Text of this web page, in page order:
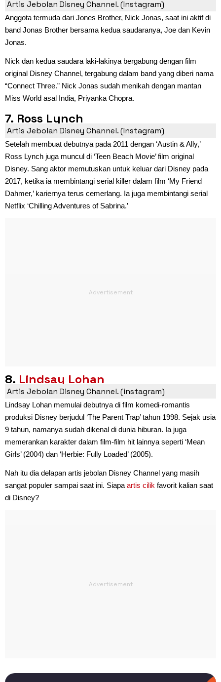
Artis Jebolan Disney Channel. (Instagram)
Anggota termuda dari Jones Brother, Nick Jonas, saat ini aktif di
band Jonas Brother bersama kedua saudaranya, Joe dan Kevin
Jonas.
Nick dan kedua saudara laki-lakinya bergabung dengan film
original Disney Channel, tergabung dalam band yang diberi nama
“Connect Three.” Nick Jonas sudah menikah dengan mantan
Miss World asal India, Priyanka Chopra.
7. Ross Lynch
Artis Jebolan Disney Channel. (Instagram)
Setelah membuat debutnya pada 2011 dengan ‘Austin & Ally,’
Ross Lynch juga muncul di ‘Teen Beach Movie’ film original
Disney. Sang aktor memutuskan untuk keluar dari Disney pada
2017, ketika ia membintangi serial killer dalam film ‘My Friend
Dahmer,’ kariernya terus cemerlang. Ia juga membintangi serial
Netflix ‘Chilling Adventures of Sabrina.’
8. Lindsay Lohan
Artis Jebolan Disney Channel. (instagram)
Lindsay Lohan memulai debutnya di film komedi-romantis
produksi Disney berjudul ‘The Parent Trap’ tahun 1998. Sejak usia
9 tahun, namanya sudah dikenal di dunia hiburan. Ia juga
memerankan karakter dalam film-film hit lainnya seperti ‘Mean
Girls’ (2004) dan ‘Herbie: Fully Loaded’ (2005).
Nah itu dia delapan artis jebolan Disney Channel yang masih
sangat populer sampai saat ini. Siapa artis cilik favorit kalian saat
di Disney?